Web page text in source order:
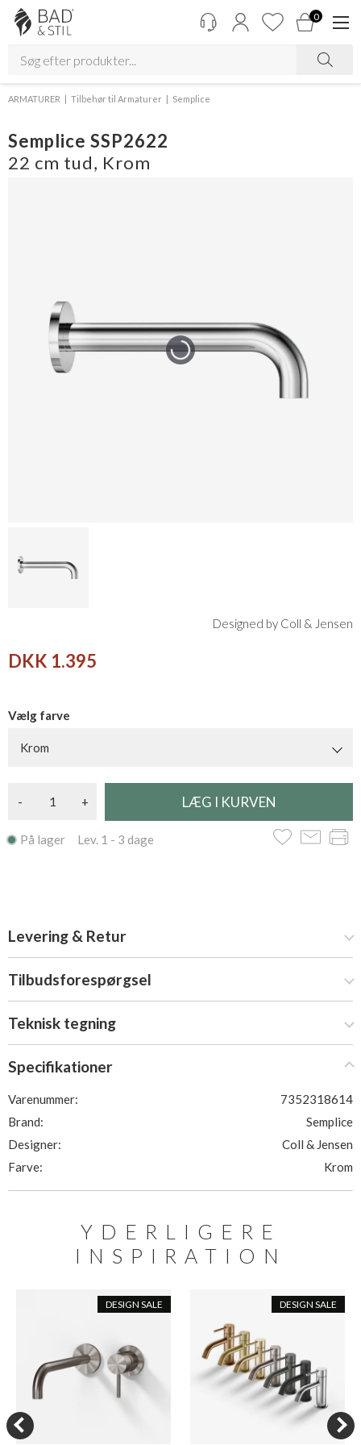
0
ARMATURER Tilbehør til Armaturer Semplice
Semplice SSP2622
22 cm tud, Krom
Designed by Coll & Jensen
DKK 1.395
Vælg farve
Krom
- +
På lager Lev. 1 - 3 dage
Levering & Retur
Tilbudsforespørgsel
Teknisk tegning
Specifikationer
Varenummer:
7352318614
Brand:
Semplice
Designer:
Coll & Jensen
Farve:
Krom
YDERLIGERE
INSPIRATION
DESIGN SALE DESIGN SALE